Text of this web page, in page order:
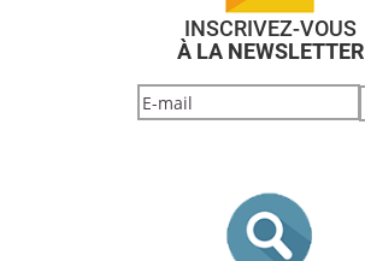
INSCRIVEZ-VOUS
À LA NEWSLETTER